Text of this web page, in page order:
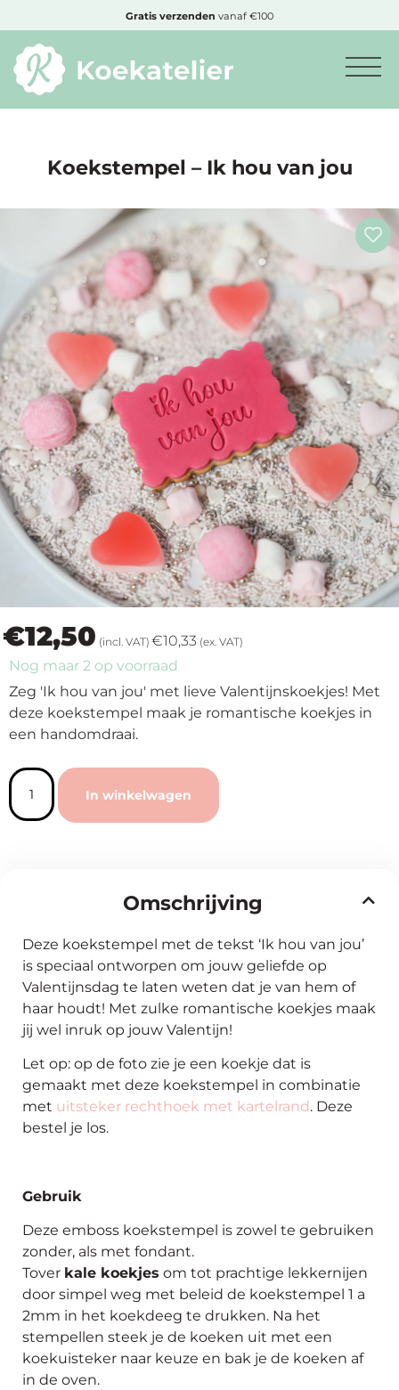
Minimum
producten
Producten
op
soort
Producten
op
thema
Maatwerk
Cursussen
Outlet
Gratis verzenden vanaf €100
Koekstempel – Ik hou van jou
€12,50 (incl. VAT) €10,33 (ex. VAT)
Nog maar 2 op voorraad
Zeg 'Ik hou van jou' met lieve Valentijnskoekjes! Met
deze koekstempel maak je romantische koekjes in
een handomdraai.
In winkelwagen
Omschrijving
Deze koekstempel met de tekst ‘Ik hou van jou’
is speciaal ontworpen om jouw geliefde op
Valentijnsdag te laten weten dat je van hem of
haar houdt! Met zulke romantische koekjes maak
jij wel inruk op jouw Valentijn!
Let op: op de foto zie je een koekje dat is
gemaakt met deze koekstempel in combinatie
met uitsteker rechthoek met kartelrand . Deze
bestel je los.
Gebruik
Deze emboss koekstempel is zowel te gebruiken
zonder, als met fondant.
Tover kale koekjes om tot prachtige lekkernijen
door simpel weg met beleid de koekstempel 1 a
2mm in het koekdeeg te drukken. Na het
stempellen steek je de koeken uit met een
koekuisteker naar keuze en bak je de koeken af
in de oven.